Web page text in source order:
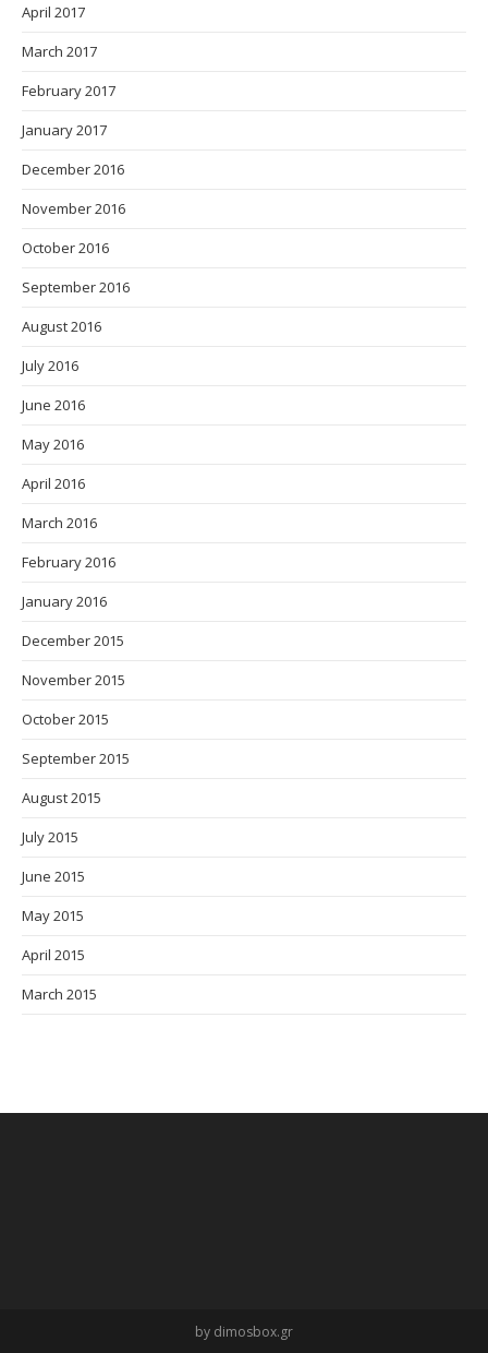
April 2017
March 2017
February 2017
January 2017
December 2016
November 2016
October 2016
September 2016
August 2016
July 2016
June 2016
May 2016
April 2016
March 2016
February 2016
January 2016
December 2015
November 2015
October 2015
September 2015
August 2015
July 2015
June 2015
May 2015
April 2015
March 2015
by dimosbox.gr